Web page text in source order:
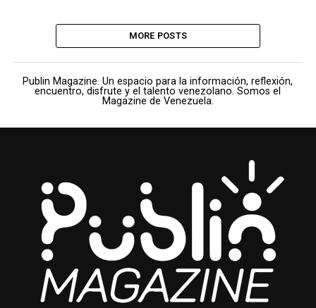
MORE POSTS
Publin Magazine. Un espacio para la información, reflexión,
encuentro, disfrute y el talento venezolano. Somos el
Magazine de Venezuela.